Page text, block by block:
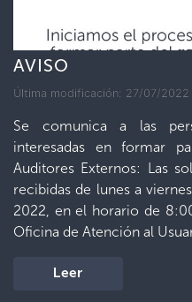
AVISO
Última modificación: 27/07/2022
Se comunica a las
interesadas en formar
Auditores Externos: Las
recibidas de lunes a
2022, en el horario de
Oficina de Atención al
Leer